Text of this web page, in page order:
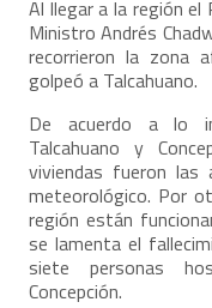
Al llegar a la región
Ministro Andrés
recorrieron la zona
golpeó a Talcahuano.
De acuerdo a lo
Talcahuano y
viviendas fueron las
meteorológico. Por
región están
se lamenta el
siete personas
Concepción.